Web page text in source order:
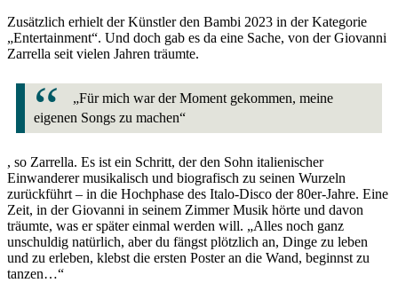
Zusätzlich erhielt der Künstler den Bambi 2023 in der Kategorie
„Entertainment“. Und doch gab es da eine Sache, von der Giovanni
Zarrella seit vielen Jahren träumte.
„Für mich war der Moment gekommen, meine
eigenen Songs zu machen“
, so Zarrella. Es ist ein Schritt, der den Sohn italienischer
Einwanderer musikalisch und biografisch zu seinen Wurzeln
zurückführt – in die Hochphase des Italo-Disco der 80er-Jahre. Eine
Zeit, in der Giovanni in seinem Zimmer Musik hörte und davon
träumte, was er später einmal werden will. „Alles noch ganz
unschuldig natürlich, aber du fängst plötzlich an, Dinge zu leben
und zu erleben, klebst die ersten Poster an die Wand, beginnst zu
tanzen…“